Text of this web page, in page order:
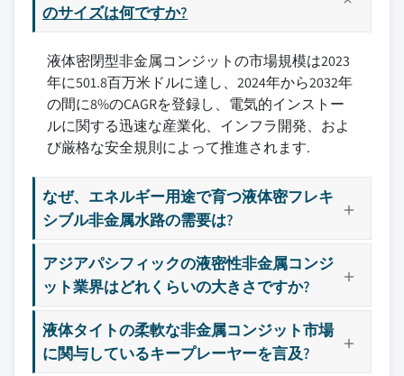
のサイズは何ですか?
液体密閉型非金属コンジットの市場規模は2023
年に501.8百万米ドルに達し、2024年から2032年
の間に8%のCAGRを登録し、電気的インストー
ルに関する迅速な産業化、インフラ開発、およ
び厳格な安全規則によって推進されます.
なぜ、エネルギー用途で育つ液体密フレキ
シブル非金属水路の需要は?
アジアパシフィックの液密性非金属コンジ
ット業界はどれくらいの大きさですか?
液体タイトの柔軟な非金属コンジット市場
に関与しているキープレーヤーを言及?